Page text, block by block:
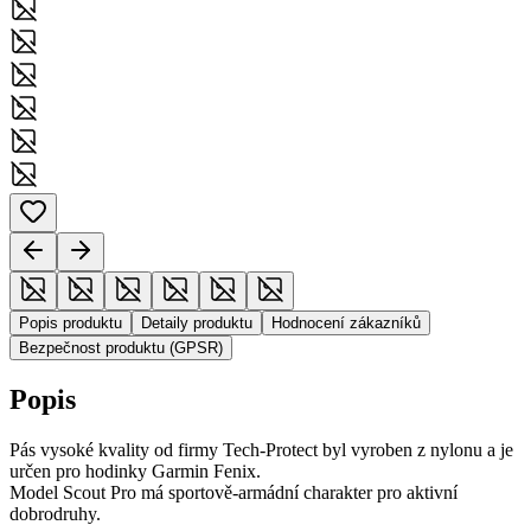
Popis produktu Detaily produktu
Hodnocení zákazníků
Bezpečnost produktu (GPSR)
Popis
Pás vysoké kvality od firmy Tech-Protect byl vyroben z nylonu a je
určen pro hodinky Garmin Fenix.
Model Scout Pro má sportově-armádní charakter pro aktivní
dobrodruhy.